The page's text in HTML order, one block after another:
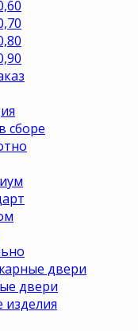
сборе
двери
двери